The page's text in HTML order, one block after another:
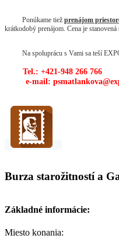
Ponúkame tiež prenájom
krátkodobý prenájom. Cena je stanovená
Na spoluprácu s Vami sa teší
Tel.: +421-948 266 766
e-mail:
Burza starožitností a
Základné informácie:
Miesto konania: